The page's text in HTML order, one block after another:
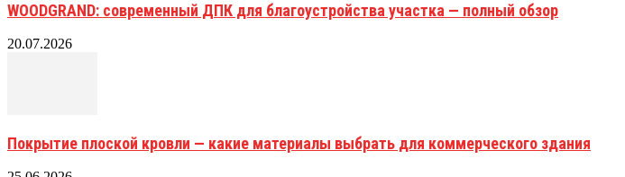
WOODGRAND: современный ДПК для благоустройства участка — полный обзор
20.07.2026
Покрытие плоской кровли — какие материалы выбрать для коммерческого здания